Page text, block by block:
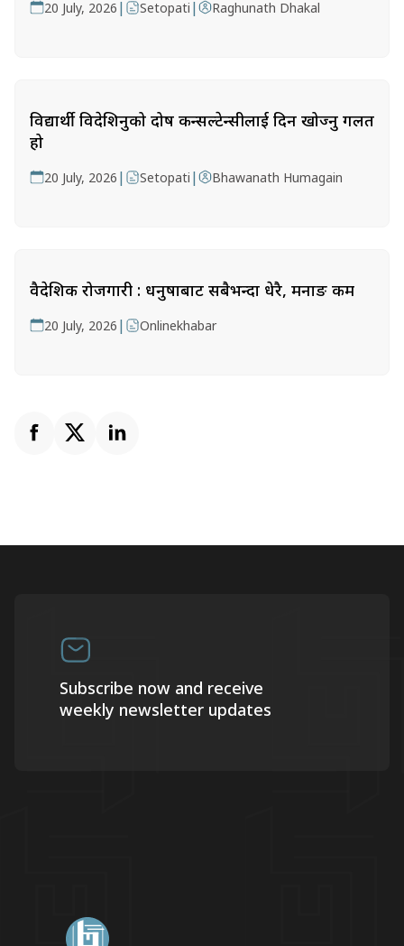
20 July, 2026 | Setopati | Raghunath Dhakal
विद्यार्थी विदेशिनुको दोष कन्सल्टेन्सीलाई दिन खोज्नु गलत
हो
20 July, 2026 | Setopati | Bhawanath Humagain
वैदेशिक रोजगारी : धनुषाबाट सबैभन्दा धेरै, मनाङ कम
20 July, 2026 | Onlinekhabar
Subscribe now and receive
weekly newsletter updates